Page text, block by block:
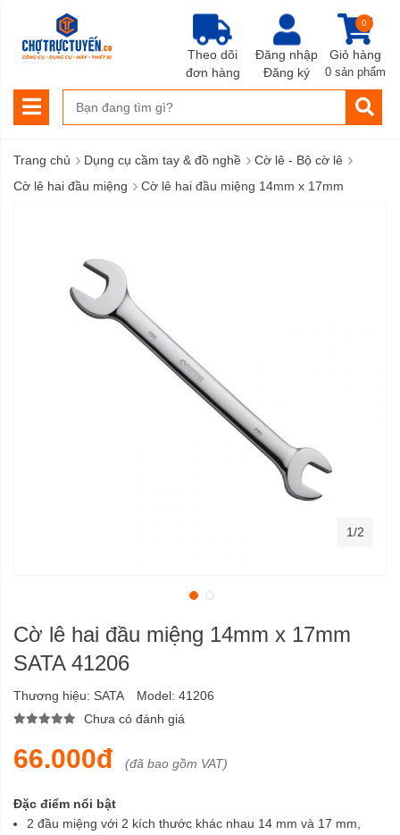
Đăng nhập
Đăng ký
Giỏ hàng
0
0 sản phẩm
Theo dõi
đơn hàng
Trang chủ › Dụng cụ cầm tay & đồ nghề › Cờ lê - Bộ cờ lê ›
Cờ lê hai đầu miệng › Cờ lê hai đầu miệng 14mm x 17mm
Cờ lê hai đầu miệng 14mm x 17mm
SATA 41206
Thương hiệu: SATA Model: 41206
Chưa có đánh giá
66.000đ (đã bao gồm VAT)
Đặc điểm nổi bật
2 đầu miệng với 2 kích thước khác nhau 14 mm và 17 mm,
1/2